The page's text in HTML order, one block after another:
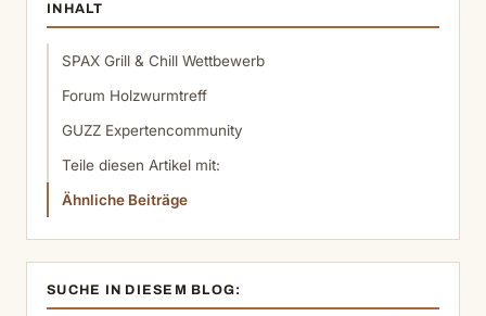
INHALT
SPAX Grill & Chill Wettbewerb
Forum Holzwurmtreff
GUZZ Expertencommunity
Teile diesen Artikel mit:
Ähnliche Beiträge
SUCHE IN DIESEM BLOG: